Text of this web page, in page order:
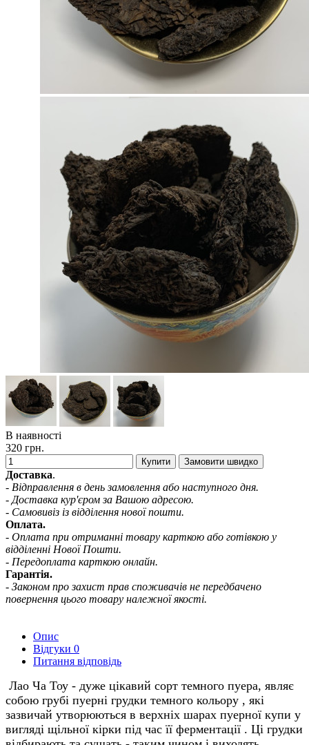
В наявності
320 грн.
Купити Замовити швидко
Доставка.
- Відправлення в день замовлення або наступного дня.
- Доставка кур'єром за Вашою адресою.
- Самовивіз із відділення нової пошти.
Оплата.
- Оплата при отриманні товару карткою або готівкою у
відділенні Нової Пошти.
- Передоплата карткою онлайн.
Гарантія.
- Законом про захист прав споживачів не передбачено
повернення цього товару належної якості.
Опис
Відгуки 0
Питання відповідь
Лао Ча Тоу - дуже цікавий сорт темного пуера, являє
собою грубі пуерні грудки темного кольору , які
зазвичай утворюються в верхніх шарах пуерної купи у
вигляді щільної кірки під час її ферментації . Ці грудки